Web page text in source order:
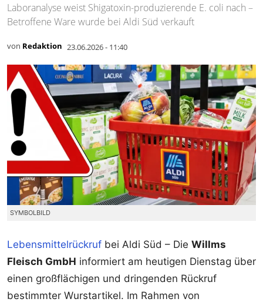
Laboranalyse weist Shigatoxin-produzierende E. coli nach –
Betroffene Ware wurde bei Aldi Süd verkauft
von Redaktion 23.06.2026 - 11:40
SYMBOLBILD
Lebensmittelrückruf bei Aldi Süd – Die Willms
Fleisch GmbH informiert am heutigen Dienstag über
einen großflächigen und dringenden Rückruf
bestimmter Wurstartikel. Im Rahmen von